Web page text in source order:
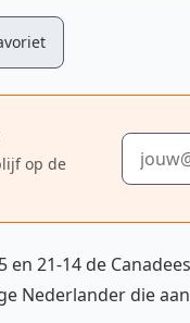
op de
E-
21-14 de
Nederlander die